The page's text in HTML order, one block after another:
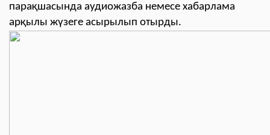
парақшасында аудиожазба немесе хабарлама
арқылы жүзеге асырылып отырды.